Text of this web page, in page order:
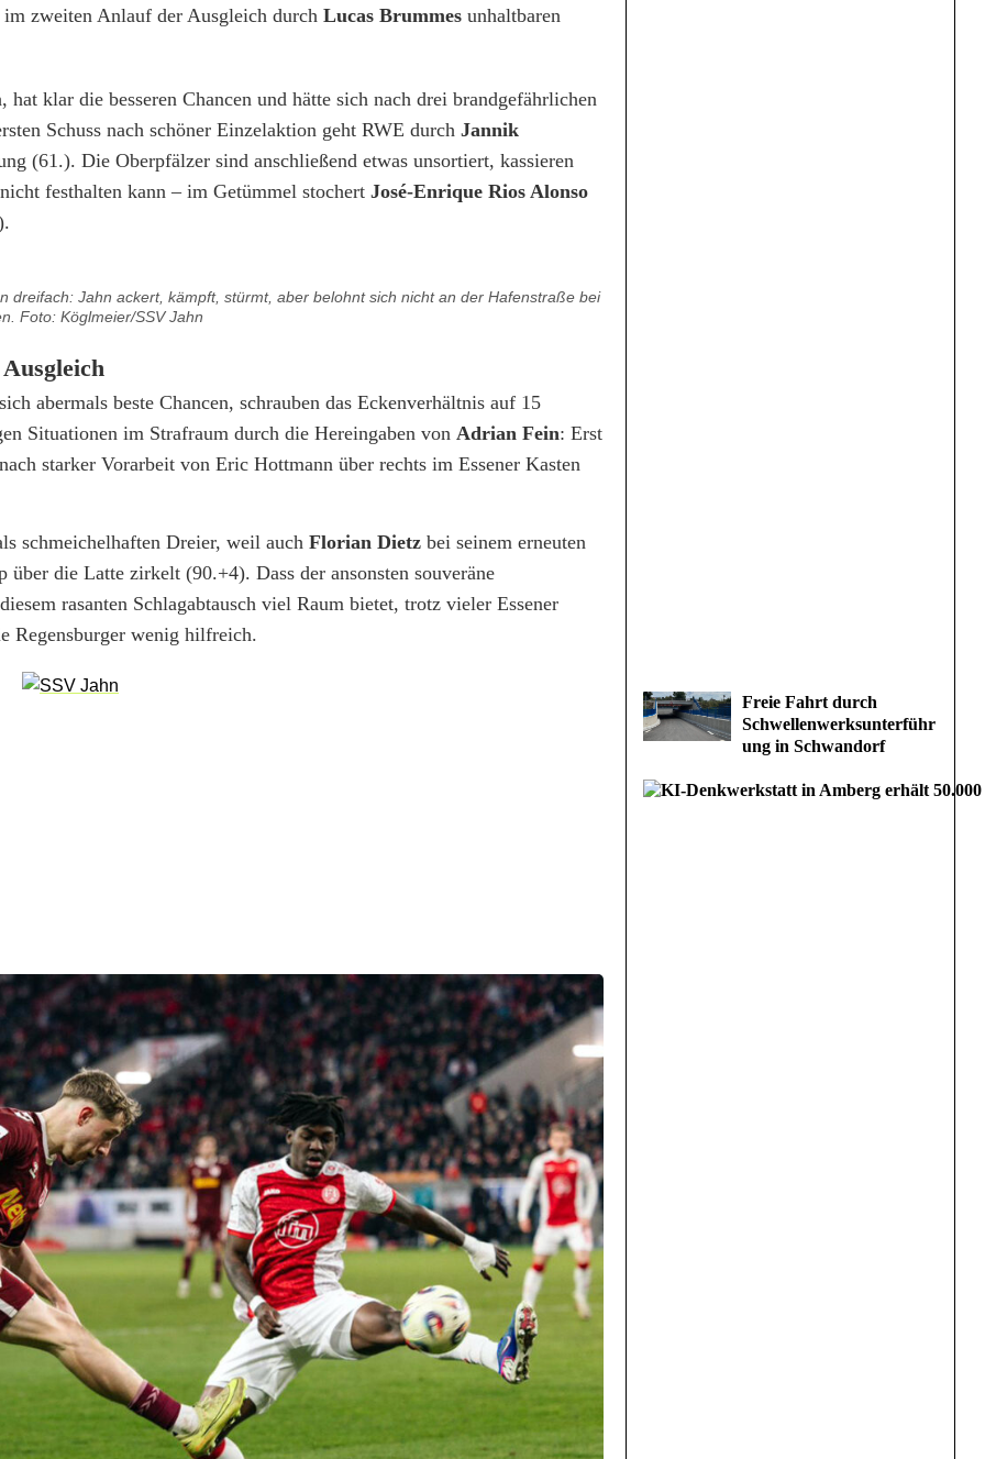
im zweiten Anlauf der Ausgleich durch Lucas Brummes unhaltbaren
klar die besseren Chancen und hätte sich nach drei brandgefährlichen
Schuss nach schöner Einzelaktion geht RWE durch Jannik
(61.). Die Oberpfälzer sind anschließend etwas unsortiert, kassieren
festhalten kann – im Getümmel stochert José-Enrique Rios Alonso
Jahn ackert, kämpft, stürmt, aber belohnt sich nicht an der Hafenstraße bei
Foto: Köglmeier/SSV Jahn
abermals beste Chancen, schrauben das Eckenverhältnis auf 15
Situationen im Strafraum durch die Hereingaben von Adrian Fein: Erst
starker Vorarbeit von Eric Hottmann über rechts im Essener Kasten
schmeichelhaften Dreier, weil auch Florian Dietz bei seinem erneuten
die Latte zirkelt (90.+4). Dass der ansonsten souveräne
rasanten Schlagabtausch viel Raum bietet, trotz vieler Essener
Regensburger wenig hilfreich.
Freie Fahrt durch
Schwellenwerksunterführ
ung in Schwandorf